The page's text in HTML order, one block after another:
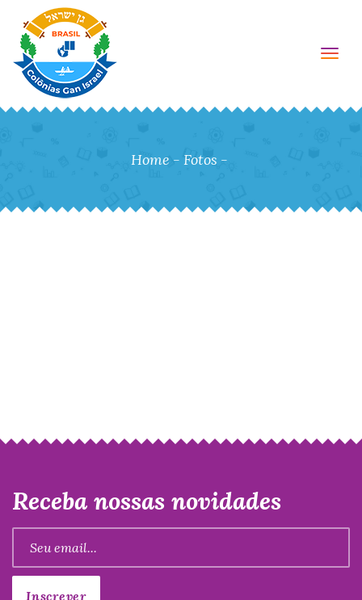
Home - Fotos -
Receba nossas novidades